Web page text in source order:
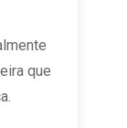
que